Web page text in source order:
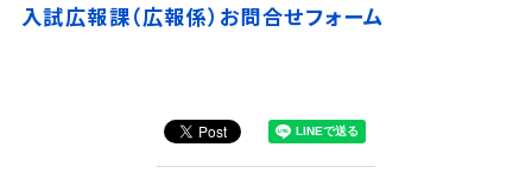
入試広報課（広報係）お問合せフォーム